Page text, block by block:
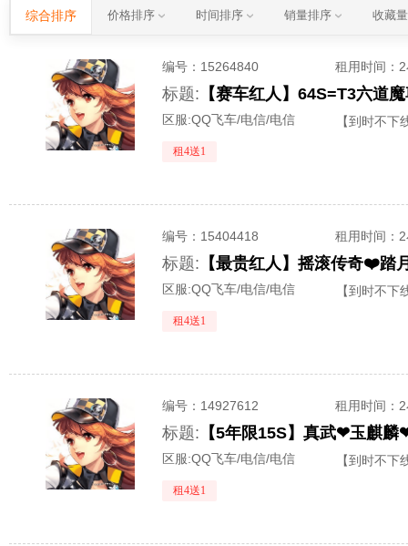
综合排序 价格排序 时间排序 销量排序 收藏
编号： 15264840 租用时间 ：
标题:
区服:QQ飞车/电信/电信 【到时不下
租4送1
编号： 15404418 租用时间 ：
标题:
区服:QQ飞车/电信/电信 【到时不下
租4送1
编号： 14927612 租用时间 ：
标题:
区服:QQ飞车/电信/电信 【到时不下
租4送1